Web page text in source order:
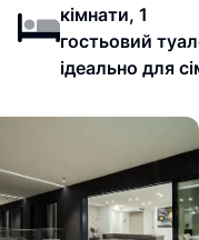
кімнати, 1
гостьовий
ідеально для